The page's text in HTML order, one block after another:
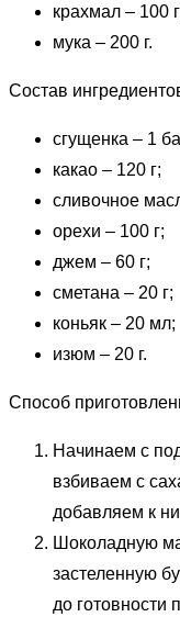
крахмал – 100
мука – 200 г.
Состав
сгущенка – 1
какао – 120 г;
сливочное
орехи – 100 г;
джем – 60 г;
сметана – 20 г;
коньяк – 20 мл;
изюм – 20 г.
Способ
Начинаем с
взбиваем с
добавляем к
Шоколадную
застеленную
до готовности